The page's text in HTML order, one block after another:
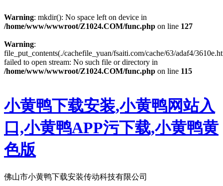
Warning: mkdir(): No space left on device in
/home/www/wwwroot/Z1024.COM/func.php on line 127
Warning:
file_put_contents(./cachefile_yuan/fsaiti.com/cache/63/adaf4/
failed to open stream: No such file or directory in
/home/www/wwwroot/Z1024.COM/func.php on line 115
小黄鸭下载安装,小黄鸭网站入
口,小黄鸭APP污下载,小黄鸭黄
色版
佛山市小黄鸭下载安装传动科技有限公司